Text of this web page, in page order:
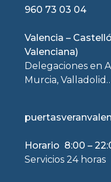
960 73 03 04
Valencia –
Valenciana)
Delegaciones en
Murcia,
Horario 8:00 –
Servicios 24 horas